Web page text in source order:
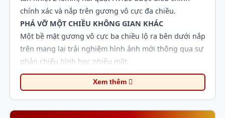
chính xác và nắp trên gương vô cực đa chiều.
PHÁ VỠ MỘT CHIỀU KHÔNG GIAN KHÁC
Một bề mặt gương vô cực ba chiều lộ ra bên dưới nắp
trên mang lại trải nghiệm hình ảnh mới thông qua sự
phản chiếu hình học nhiều mặt.
Xem thêm